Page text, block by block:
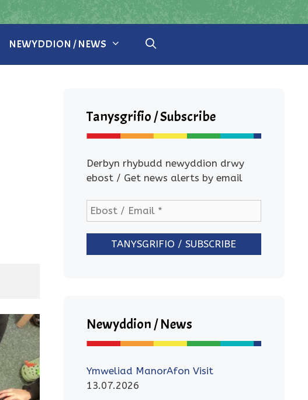
NEWYDDION / NEWS
Tanysgrifio / Subscribe
Derbyn rhybudd newyddion drwy
ebost / Get news alerts by email
Newyddion / News
Ymweliad ManorAfon Visit
13.07.2026